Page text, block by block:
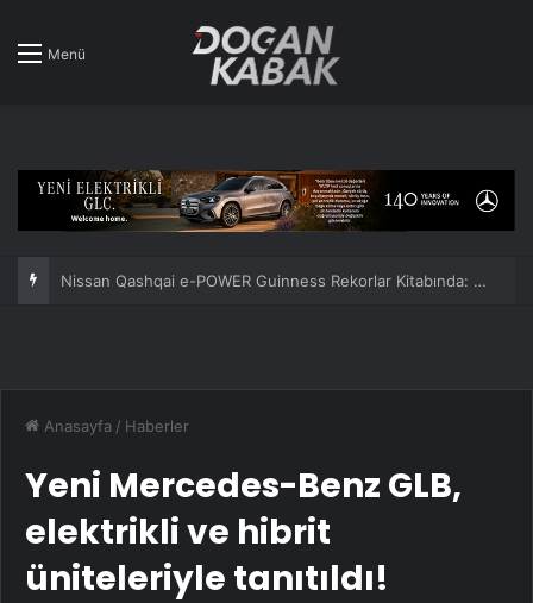
Menü
Nissan Qashqai e-POWER Guinness Rekorlar Kitabında: Tek depoyla 1980 km!
Anasayfa / Haberler
Yeni Mercedes-Benz GLB,
elektrikli ve hibrit
üniteleriyle tanıtıldı!